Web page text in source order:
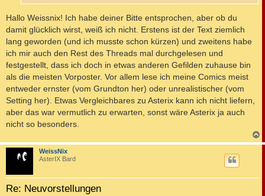
Hallo Weissnix! Ich habe deiner Bitte entsprochen, aber ob du
damit glücklich wirst, weiß ich nicht. Erstens ist der Text ziemlich
lang geworden (und ich musste schon kürzen) und zweitens habe
ich mir auch den Rest des Threads mal durchgelesen und
festgestellt, dass ich doch in etwas anderen Gefilden zuhause bin
als die meisten Vorposter. Vor allem lese ich meine Comics meist
entweder ernster (vom Grundton her) oder unrealistischer (vom
Setting her). Etwas Vergleichbares zu Asterix kann ich nicht liefern,
aber das war vermutlich zu erwarten, sonst wäre Asterix ja auch
nicht so besonders.
a
WeissNix
AsterIX Bard
Re: Neuvorstellungen